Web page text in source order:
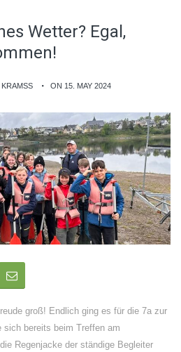
Wetter? Egal,
KRAMSS ON 15. MAY 2024
groß! Endlich ging es für die 7a zur
sich bereits beim Treffen am
Regenjacke der ständige Begleiter